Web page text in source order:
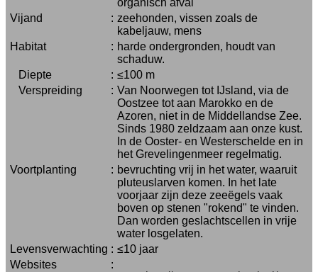
organisch afval
Vijand
: zeehonden, vissen zoals de
kabeljauw, mens
Habitat
: harde ondergronden, houdt van
schaduw.
Diepte
: ≤100 m
Verspreiding
: Van Noorwegen tot IJsland, via de
Oostzee tot aan Marokko en de
Azoren, niet in de Middellandse Zee.
Sinds 1980 zeldzaam aan onze kust.
In de Ooster- en Westerschelde en in
het Grevelingenmeer regelmatig.
Voortplanting
: bevruchting vrij in het water, waaruit
pluteuslarven komen. In het late
voorjaar zijn deze zeeëgels vaak
boven op stenen "rokend" te vinden.
Dan worden geslachtscellen in vrije
water losgelaten.
Levensverwachting : ≤10 jaar
Websites
: